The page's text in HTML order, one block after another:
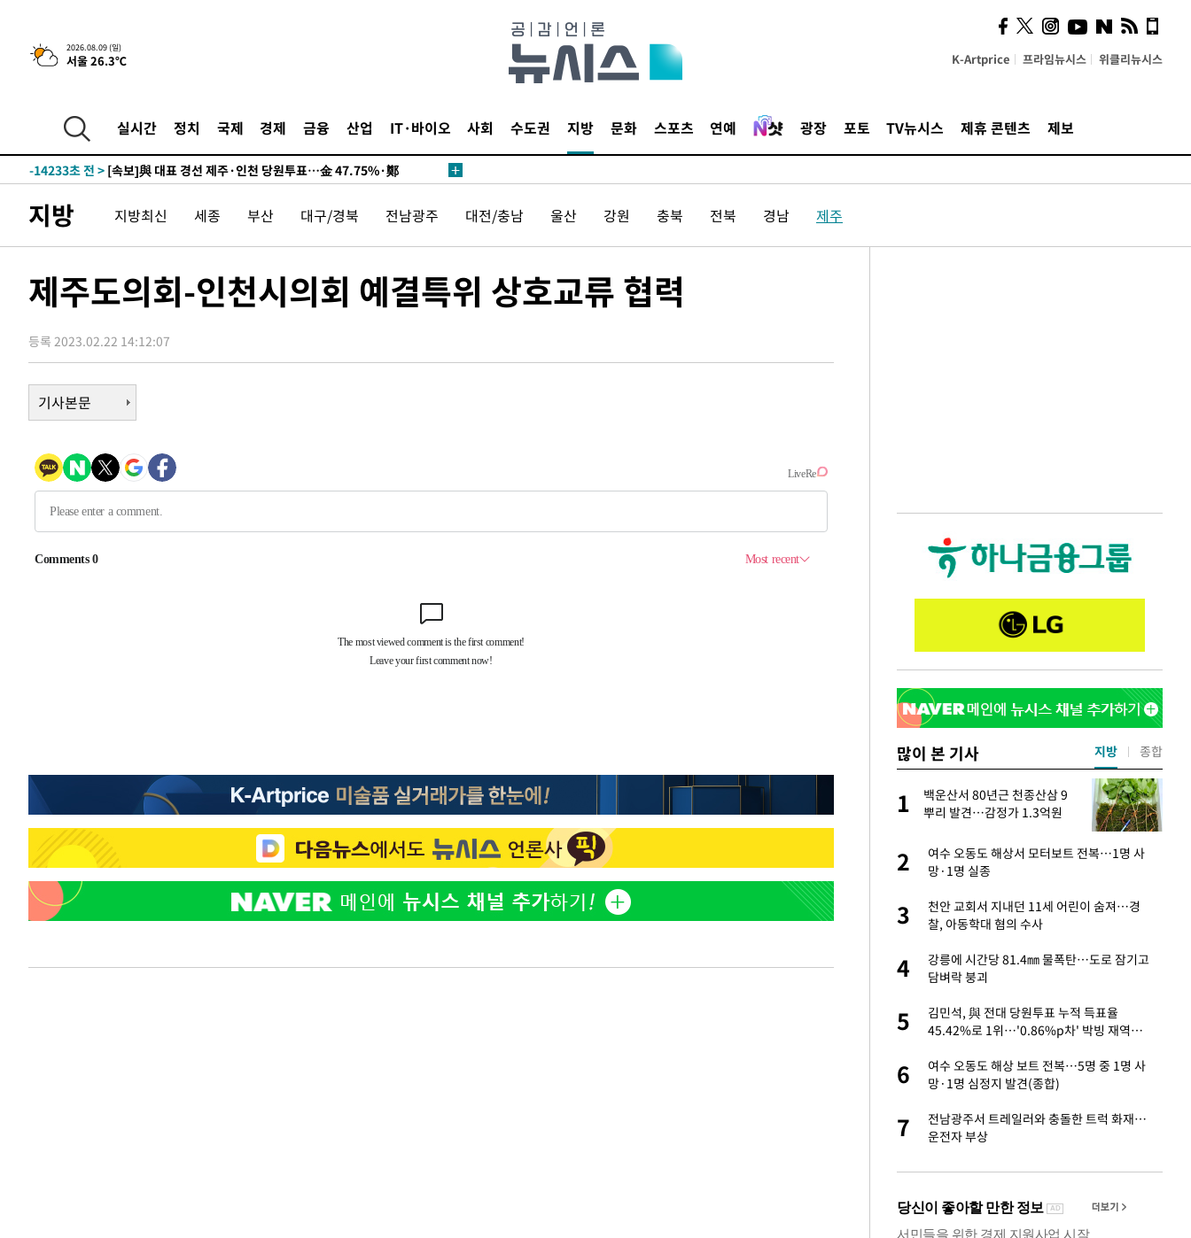
2026.08.09 (일)
서울 26.3℃ K-Artprice 프라임뉴시스 위클리뉴시스
실시간 정치 국제 경제 금융 산업 IT·바이오 사회 수도권 지방 문화 스포츠 연예 광장 포토 TV뉴시스 제휴 콘텐츠 제보
10시간 전 >[속보]뉴욕증시 상승 마감…S&P 0.6% 나스닥 1.3%↑
-23951초 전 >이란 "호르무즈 재개방 합의 근접…美 배상 선행돼야"
한민수·김용 순
-14951초 전 >
[속보]김민석, 與 전대 당원투표 누적 득표율 45.42%로 1위… 정
청래 44.56%
-14233초 전 >
42.08%·宋 10.17%
-13767초 전 > 이강인 "아틀레티코 이적 기뻐…등번호 7번 의미보단 팀 위해 뛸
-7476초 전 >
낮 최고 35도 '무더위'…동해안 시간당 30㎜ '강한 비'[내일날씨]
-6746초 전 >[속보]이강인 "감독님이 원하는 마음 느꼈고, 많은 트로피 원해 아틀
-5497초 전 >온열질환 사망자 3명 늘어…누적 환자 3000명 돌파
1시간 전 >백운산서 80년근 천종산삼 9뿌리 발견…감정가 1.3억원
1시간 전 >선재도서 해루질 나섰다 실종 60대, 닷새 만에 숨진 채 발견
2시간 전 >남자 농구, 나고야 아시안게임서 '홈팀' 일본과 한일전
2시간 전 >여수 오동도 해상서 모터보트 전복…1명 사망·1명 실종
날씨]
4시간 전 > 축구협회 "압수수색·성접대 논란 사과…쇄신의 기회로 삼겠다"
5시간 전 >[속보]'압수수색·성접대 논란' 축구협회 "실망과 걱정 안겨드려 죄송"
8시간 전 >'최고 37도' 폭염 지속…강원동해안 최대 150㎜ 비
-23951초 전 >
[속보]김민석, 與 전대 당원투표 누적 득표율 45.42%로 1위… 정
[속보]與 대표 경선 제주·인천 당원투표…金 47.75%·鄭
이강인 "아틀레티코 이적 기뻐…등번호 7번 의미보단 팀 위해 뛸
-5497초 전 >
온열질환 사망자 3명 늘어…누적 환자 3000명 돌파
9분 전 >강릉에 시간당 81.4㎜ 물폭탄…도로 잠기고 담벼락 붕괴
1시간 전 >백운산서 80년근 천종산삼 9뿌리 발견…감정가 1.3억원
1시간 전 >선재도서 해루질 나섰다 실종 60대, 닷새 만에 숨진 채 발견
2시간 전 > 남자 농구, 나고야 아시안게임서 '홈팀' 일본과 한일전
2시간 전 >
여수 오동도 해상서 모터보트 전복…1명 사망·1명 실종
4시간 전 >축구협회 "압수수색·성접대 논란 사과…쇄신의 기회로 삼겠다"
지방 지방최신 세종 부산 대구/경북 전남광주 대전/충남 울산 강원 충북 전북 경남 제주
제주도의회-인천시의회 예결특위 상호교류 협력
등록 2023.02.22 14:12:07
기사본문
많이 본 기사
'고지용과 이혼' 허양임, 새 출
발했다
2
팬들 '걱정'
3
김희철, 거꾸로 걸린 광복절 태극기 현수막에
"X돌았네"
4
1
백운산서 80년근 천종산삼 9
뿌리 발견…감정가 1.3억원
2
여수 오동도 해상서 모터보트 전복…1명 사
망·1명 실종
3
천안 교회서 지내던 11세 어린이 숨져…경
찰, 아동학대 혐의 수사
4
강릉에 시간당 81.4㎜ 물폭탄…도로 잠기고
담벼락 붕괴
5
김민석, 與 전대 당원투표 누적 득표율
45.42%로 1위…'0.86%p차' 박빙 재역전
6
여수 오동도 해상 보트 전복…5명 중 1명 사
망·1명 심정지 발견(종합)
7
전남광주서 트레일러와 충돌한 트럭 화재…
운전자 부상
지방 종합